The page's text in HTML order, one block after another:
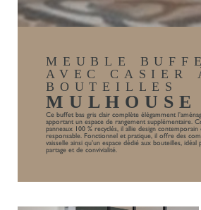
MEUBLE
AVEC CASIER
BOUTEILLES
MULHOUSE
Ce buffet bas gris clair complète élégamment
apportant un espace de rangement supplémentaire.
panneaux 100 % recyclés, il allie design contemporain
responsable. Fonctionnel et pratique, il offre des
vaisselle ainsi qu’un espace dédié aux bouteilles,
partage et de convivialité.